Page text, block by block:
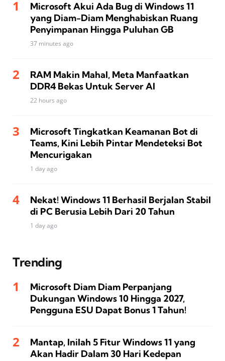
Microsoft Akui Ada Bug di Windows 11
yang Diam-Diam Menghabiskan Ruang
Penyimpanan Hingga Puluhan GB
37 minutes ago
RAM Makin Mahal, Meta Manfaatkan
DDR4 Bekas Untuk Server AI
22 hours ago
Microsoft Tingkatkan Keamanan Bot di
Teams, Kini Lebih Pintar Mendeteksi Bot
Mencurigakan
1 day ago
Nekat! Windows 11 Berhasil Berjalan Stabil
di PC Berusia Lebih Dari 20 Tahun
1 day ago
Trending
Microsoft Diam Diam Perpanjang
Dukungan Windows 10 Hingga 2027,
Pengguna ESU Dapat Bonus 1 Tahun!
Mantap, Inilah 5 Fitur Windows 11 yang
Akan Hadir Dalam 30 Hari Kedepan